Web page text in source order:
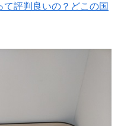
て評判良いの？どこの国